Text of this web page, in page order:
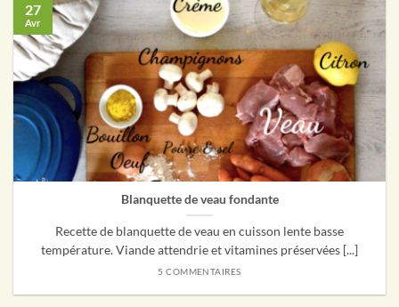
Blanquette de veau fondante
Recette de blanquette de veau en cuisson lente basse
température. Viande attendrie et vitamines préservées [...]
5 COMMENTAIRES
27
Avr